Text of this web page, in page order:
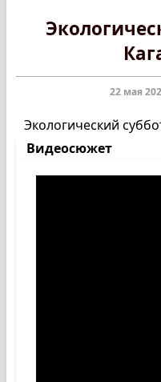
22 мая
Экологический
Видеосюжет